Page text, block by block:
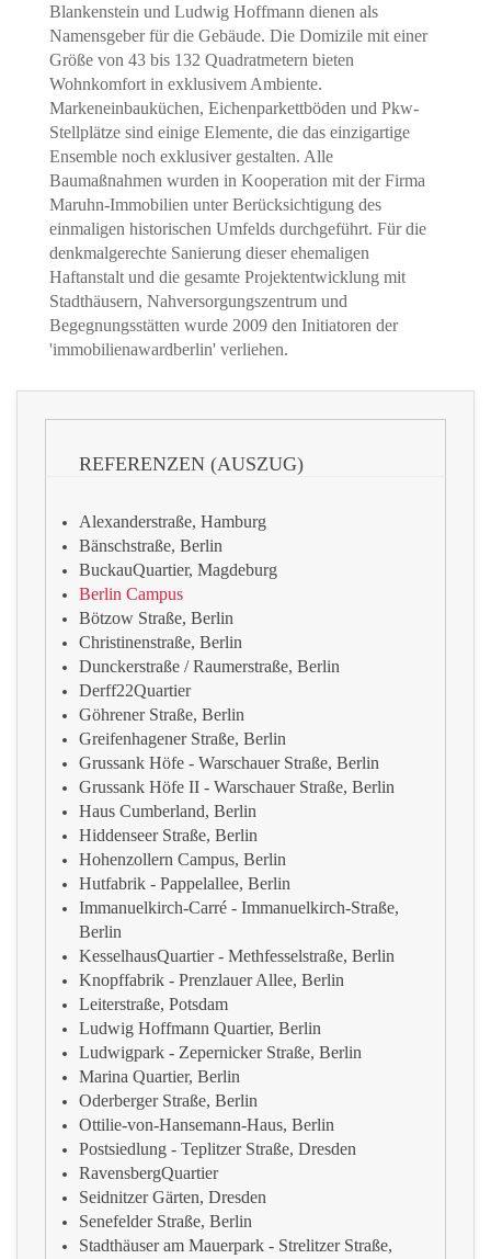
Blankenstein und Ludwig Hoffmann dienen als
Namensgeber für die Gebäude. Die Domizile mit einer
Größe von 43 bis 132 Quadratmetern bieten
Wohnkomfort in exklusivem Ambiente.
Markeneinbauküchen, Eichenparkettböden und Pkw-
Stellplätze sind einige Elemente, die das einzigartige
Ensemble noch exklusiver gestalten. Alle
Baumaßnahmen wurden in Kooperation mit der Firma
Maruhn-Immobilien unter Berücksichtigung des
einmaligen historischen Umfelds durchgeführt. Für die
denkmalgerechte Sanierung dieser ehemaligen
Haftanstalt und die gesamte Projektentwicklung mit
Stadthäusern, Nahversorgungszentrum und
Begegnungsstätten wurde 2009 den Initiatoren der
'immobilienawardberlin' verliehen.
REFERENZEN (AUSZUG)
Alexanderstraße, Hamburg
Bänschstraße, Berlin
BuckauQuartier, Magdeburg
Berlin Campus
Bötzow Straße, Berlin
Christinenstraße, Berlin
Dunckerstraße / Raumerstraße, Berlin
Derff22Quartier
Göhrener Straße, Berlin
Greifenhagener Straße, Berlin
Grussank Höfe - Warschauer Straße, Berlin
Grussank Höfe II - Warschauer Straße, Berlin
Haus Cumberland, Berlin
Hiddenseer Straße, Berlin
Hohenzollern Campus, Berlin
Hutfabrik - Pappelallee, Berlin
Immanuelkirch-Carré - Immanuelkirch-Straße,
Berlin
KesselhausQuartier - Methfesselstraße, Berlin
Knopffabrik - Prenzlauer Allee, Berlin
Leiterstraße, Potsdam
Ludwig Hoffmann Quartier, Berlin
Ludwigpark - Zepernicker Straße, Berlin
Marina Quartier, Berlin
Oderberger Straße, Berlin
Ottilie-von-Hansemann-Haus, Berlin
Postsiedlung - Teplitzer Straße, Dresden
RavensbergQuartier
Seidnitzer Gärten, Dresden
Senefelder Straße, Berlin
Stadthäuser am Mauerpark - Strelitzer Straße,